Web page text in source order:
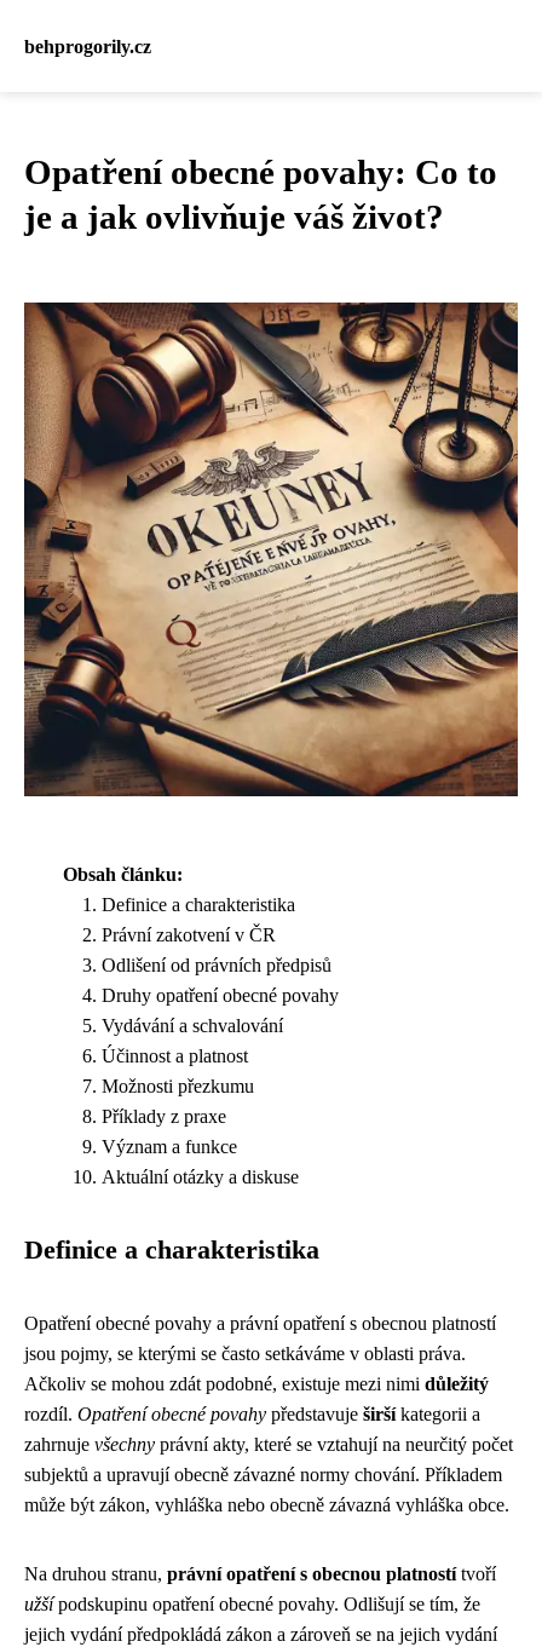
behprogorily.cz
Opatření obecné povahy: Co to
je a jak ovlivňuje váš život?
Obsah článku:
Definice a charakteristika
Právní zakotvení v ČR
Odlišení od právních předpisů
Druhy opatření obecné povahy
Vydávání a schvalování
Účinnost a platnost
Možnosti přezkumu
Příklady z praxe
Význam a funkce
Aktuální otázky a diskuse
Definice a charakteristika
Opatření obecné povahy a právní opatření s obecnou platností
jsou pojmy, se kterými se často setkáváme v oblasti práva.
Ačkoliv se mohou zdát podobné, existuje mezi nimi důležitý
rozdíl. Opatření obecné povahy představuje širšíkategorii a
zahrnuje všechny právní akty, které se vztahují na neurčitý počet
subjektů a upravují obecně závazné normy chování. Příkladem
může být zákon, vyhláška nebo obecně závazná vyhláška obce.
Na druhou stranu, právní opatření s obecnou platnostítvoří
užšípodskupinu opatření obecné povahy. Odlišují se tím, že
jejich vydání předpokládá zákon a zároveň se na jejich vydání